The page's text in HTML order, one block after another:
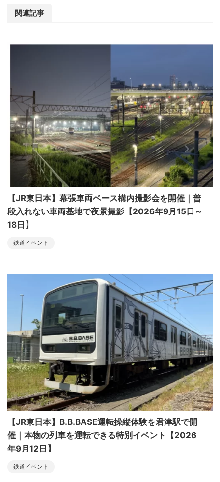
関連記事
【JR東日本】幕張車両ベース構内撮影会を開催｜普
段入れない車両基地で夜景撮影【2026年9月15日～
18日】
鉄道イベント
【JR東日本】B.B.BASE運転操縦体験を君津駅で開
催｜本物の列車を運転できる特別イベント【2026
年9月12日】
鉄道イベント